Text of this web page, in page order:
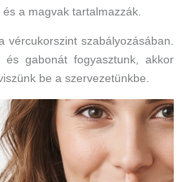
a magvak tartalmazzák.
vércukorszint szabályozásában.
gabonát fogyasztunk, akkor
be a szervezetünkbe.